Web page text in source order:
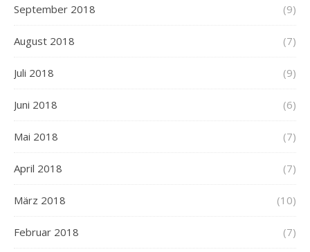
September 2018 (9)
August 2018 (7)
Juli 2018 (9)
Juni 2018 (6)
Mai 2018 (7)
April 2018 (7)
März 2018 (10)
Februar 2018 (7)